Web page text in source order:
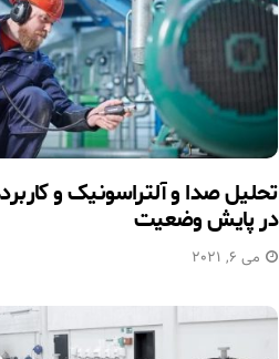
تحلیل صدا و آلتراسونیک و
در پایش وضعیت
می 6, 2021